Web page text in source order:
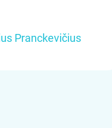
Pranckevičius